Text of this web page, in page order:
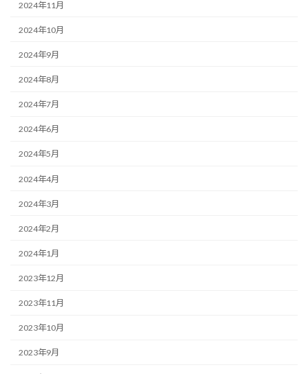
2024年11月
2024年10月
2024年9月
2024年8月
2024年7月
2024年6月
2024年5月
2024年4月
2024年3月
2024年2月
2024年1月
2023年12月
2023年11月
2023年10月
2023年9月